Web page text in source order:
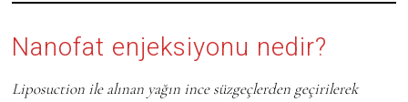
Nanofat enjeksiyonu nedir?
Liposuction ile alınan yağın ince süzgeçlerden geçirilerek